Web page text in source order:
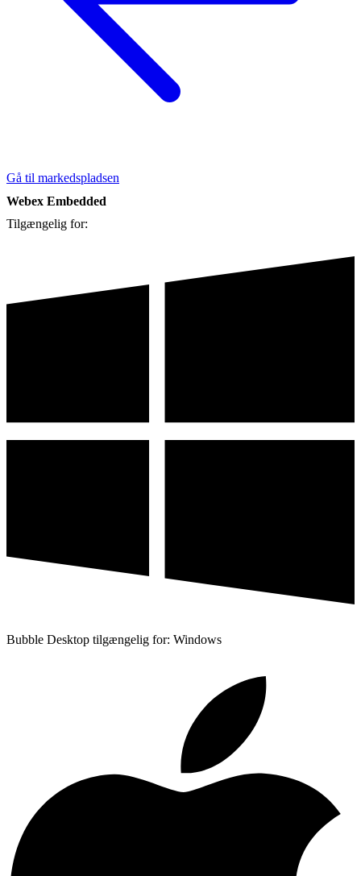
Gå til markedspladsen
Webex Embedded
Tilgængelig for:
Bubble Desktop tilgængelig for: Windows